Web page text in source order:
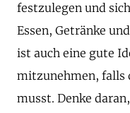
festzulegen und
Essen, Getränke
ist auch eine gute
mitzunehmen, falls
musst. Denke